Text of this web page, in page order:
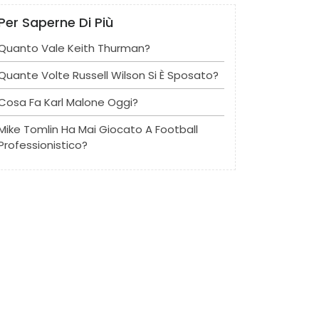
Saperne Di Più
Vale Keith Thurman?
Volte Russell Wilson Si È Sposato?
Fa Karl Malone Oggi?
Tomlin Ha Mai Giocato A Football